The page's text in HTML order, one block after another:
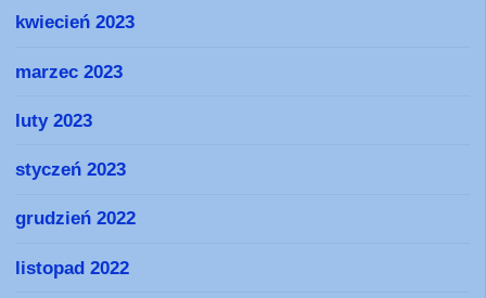
kwiecień 2023
marzec 2023
luty 2023
styczeń 2023
grudzień 2022
listopad 2022